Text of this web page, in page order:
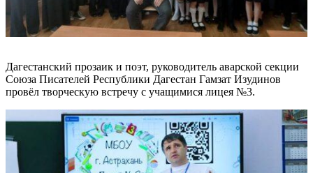
Дагестанский прозаик и поэт, руководитель аварской секции
Союза Писателей Республики Дагестан Гамзат Изудинов
провёл творческую встречу с учащимися лицея №3.